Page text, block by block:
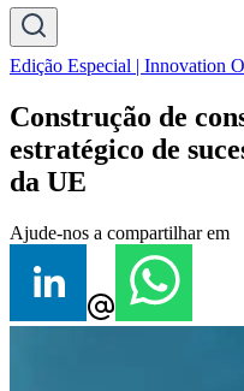
Edição Especial | Innovation
Construção de
estratégico de
da UE
Ajude-nos a compartilhar em